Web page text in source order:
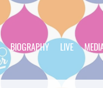
BIOGRAPHY LIVE